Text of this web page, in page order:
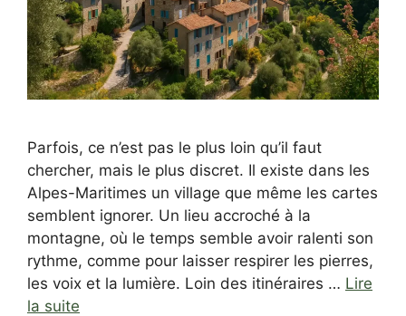
Parfois, ce n’est pas le plus loin qu’il faut
chercher, mais le plus discret. Il existe dans les
Alpes-Maritimes un village que même les cartes
semblent ignorer. Un lieu accroché à la
montagne, où le temps semble avoir ralenti son
rythme, comme pour laisser respirer les pierres,
les voix et la lumière. Loin des itinéraires … Lire
la suite